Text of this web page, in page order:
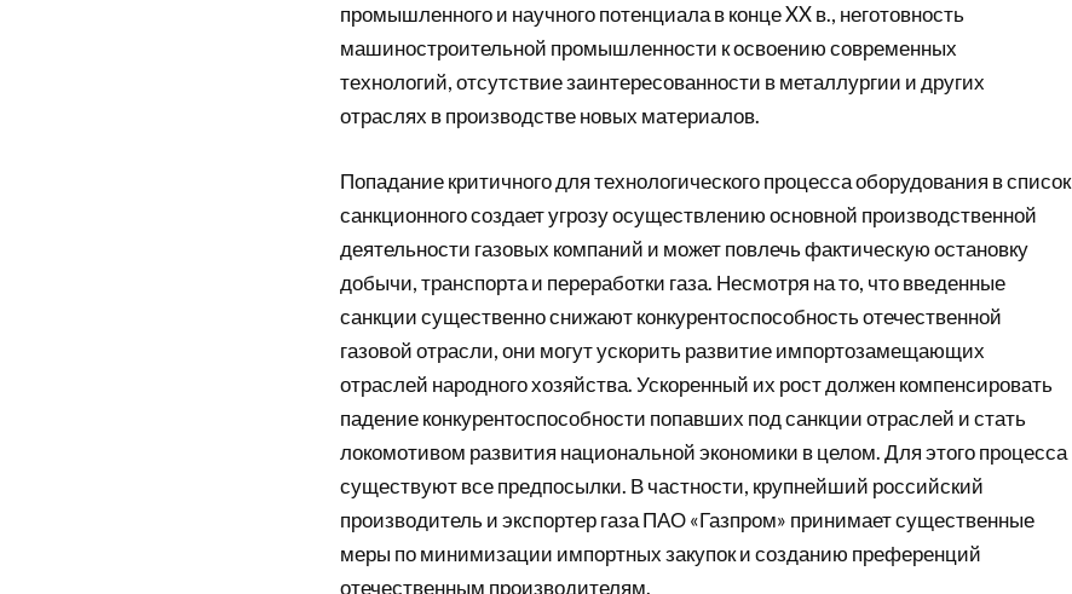
промышленного и научного потенциала в конце XX в., неготовность
машиностроительной промышленности к освоению современных
технологий, отсутствие заинтересованности в металлургии и других
отраслях в производстве новых материалов.
Попадание критичного для технологического процесса оборудования в список
санкционного создает угрозу осуществлению основной производственной
деятельности газовых компаний и может повлечь фактическую остановку
добычи, транспорта и переработки газа. Несмотря на то, что введенные
санкции существенно снижают конкурентоспособность отечественной
газовой отрасли, они могут ускорить развитие импортозамещающих
отраслей народного хозяйства. Ускоренный их рост должен компенсировать
падение конкурентоспособности попавших под санкции отраслей и стать
локомотивом развития национальной экономики в целом. Для этого процесса
существуют все предпосылки. В частности, крупнейший российский
производитель и экспортер газа ПАО «Газпром» принимает существенные
меры по минимизации импортных закупок и созданию преференций
отечественным производителям.